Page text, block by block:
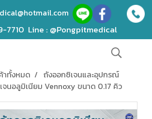
7710 Line : @Pongpitmedical
าทั้งหมด
ถังออกซิเจนและอุปกรณ์
นอลูมิเนียม Vennoxy ขนาด 0.17 คิว